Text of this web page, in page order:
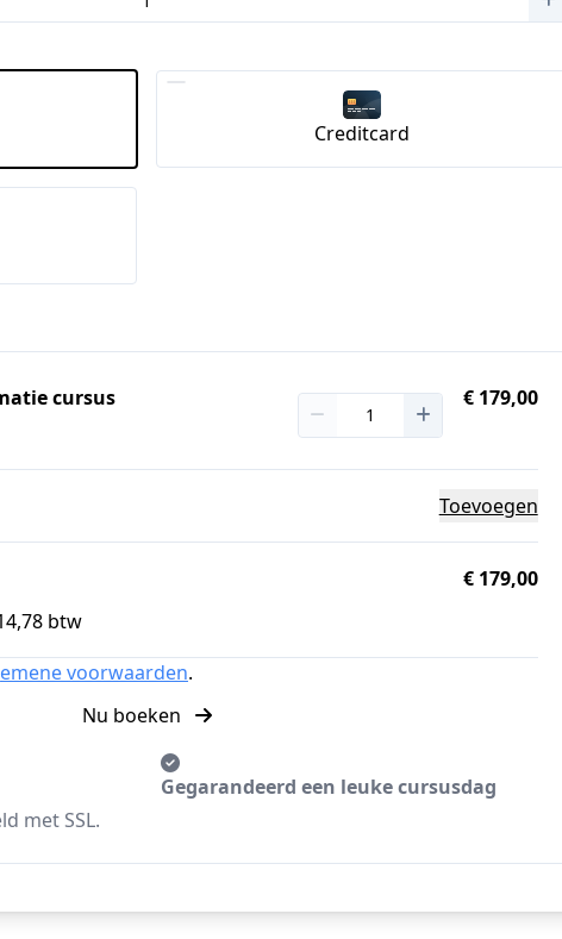
Creditcard
cursus
€ 179,00
Toevoegen
€ 179,00
btw
voorwaarden.
Nu boeken
met SSL.
Gegarandeerd een leuke cursusdag